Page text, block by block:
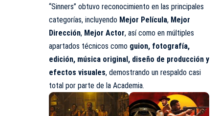
“Sinners” obtuvo reconocimiento en las principales
categorías, incluyendo Mejor Película, Mejor
Dirección, Mejor Actor, así como en múltiples
apartados técnicos como guion, fotografía,
edición, música original, diseño de producción y
efectos visuales, demostrando un respaldo casi
total por parte de la Academia.